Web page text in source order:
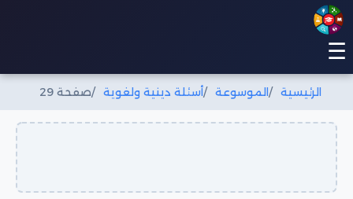
☰
الرئيسية الموسوعة أسئلة دينية ولغوية صفحة 29